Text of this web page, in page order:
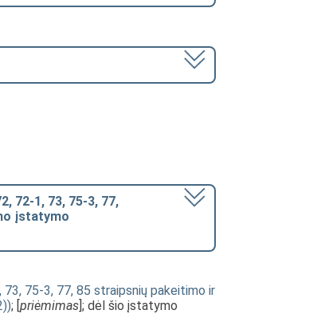
72-1, 73, 75-3, 77,
įstatymo
73, 75-3, 77, 85 straipsnių pakeitimo ir
; [priėmimas]; dėl šio įstatymo